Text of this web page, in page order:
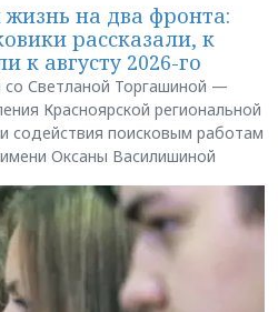
на два фронта:
рассказали, к
к августу 2026-го
со Светланой Торгашиной —
Красноярской региональной
содействия поисковым работам
Оксаны Василишиной